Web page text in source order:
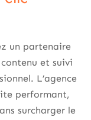
un partenaire
et suivi
L’agence
performant,
surcharger le